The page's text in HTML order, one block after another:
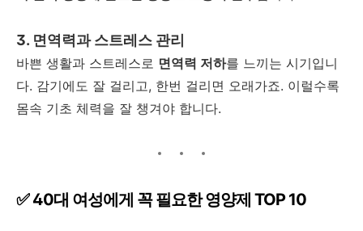
3. 면역력과 스트레스 관리
바쁜 생활과 스트레스로 면역력 저하를 느끼는 시기입니
다. 감기에도 잘 걸리고, 한번 걸리면 오래가죠. 이럴수록
몸속 기초 체력을 잘 챙겨야 합니다.
✅40대 여성에게 꼭 필요한 영양제 TOP 10